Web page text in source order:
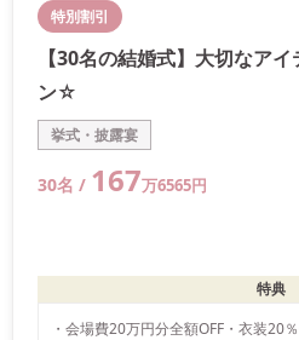
特別割引
【30名の結婚式】大切なア
ン☆
挙式・披露宴
30名 / 167万6565円
特典
・会場費20万円分全額OFF・衣装20